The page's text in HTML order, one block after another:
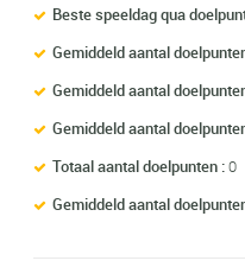
Beste speeldag qua
Gemiddeld aantal
Gemiddeld aantal
Gemiddeld aantal
Totaal aantal doelpunten :0
Gemiddeld aantal